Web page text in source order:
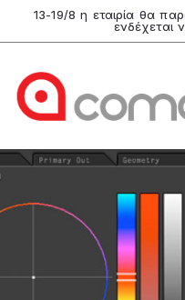
13-19/8 η εταιρία θα
ενδέχεται